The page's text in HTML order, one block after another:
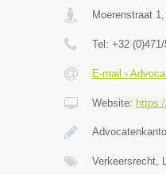
Moerenstraat 1,
Tel: +32
E-mail ›
Website:
Verkeersrecht,